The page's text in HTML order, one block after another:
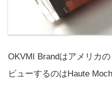
OKVMI Brandはアメリカ
ビューするのはHaute